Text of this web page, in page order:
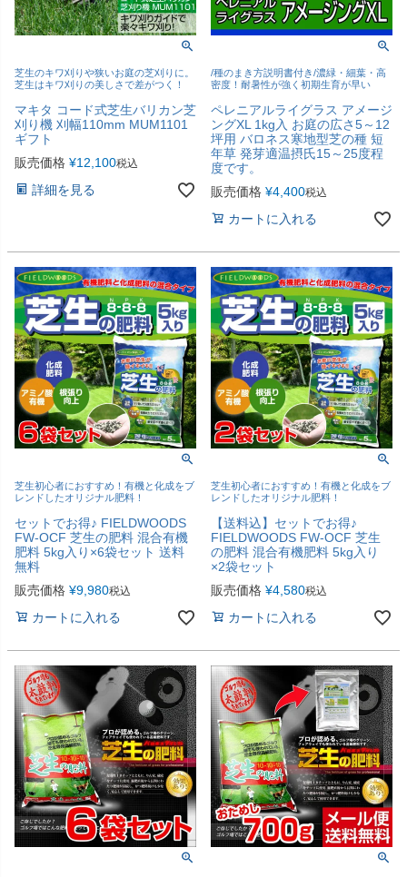
芝生のキワ刈りや狭いお庭の芝刈りに。
芝生はキワ刈りの美しさで差がつく！
マキタ コード式芝生バリカン芝
刈り機 刈幅110mm MUM1101
ギフト
販売価格 ¥12,100税込
詳細を見る
/種のまき方説明書付き/濃緑・細葉・高
密度！耐暑性が強く初期生育が早い
ペレニアルライグラス アメージ
ングXL 1kg入 お庭の広さ5～12
坪用 バロネス寒地型芝の種 短
年草 発芽適温摂氏15～25度程
度です。
販売価格 ¥4,400税込
カートに入れる
芝生初心者におすすめ！有機と化成をブ
レンドしたオリジナル肥料！
セットでお得♪ FIELDWOODS
FW-OCF 芝生の肥料 混合有機
肥料 5kg入り×6袋セット 送料
無料
販売価格 ¥9,980税込
カートに入れる
芝生初心者におすすめ！有機と化成をブ
レンドしたオリジナル肥料！
【送料込】セットでお得♪
FIELDWOODS FW-OCF 芝生
の肥料 混合有機肥料 5kg入り
×2袋セット
販売価格 ¥4,580税込
カートに入れる